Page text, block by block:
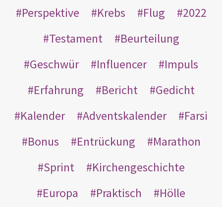
Perspektive
Krebs Flug
2022
Testament
Beurteilung
Geschwür
Influencer
Impuls
Erfahrung
Bericht
Gedicht
Kalender
Adventskalender
Farsi
Bonus
Entrückung
Marathon
Sprint
Kirchengeschichte
Europa
Praktisch
Hölle